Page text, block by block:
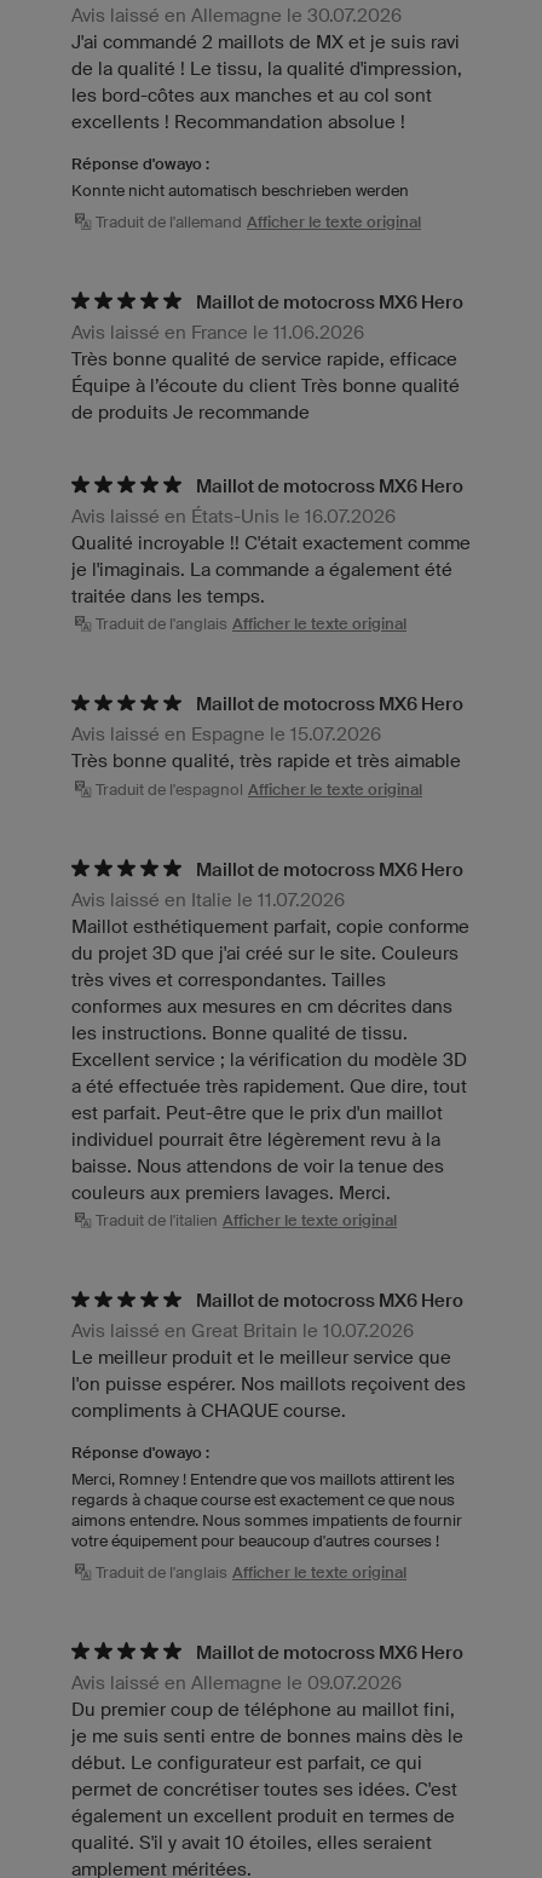
Avis laissé en Allemagne le 30.07.2026
J'ai commandé 2 maillots de MX et je suis ravi
de la qualité ! Le tissu, la qualité d'impression,
les bord-côtes aux manches et au col sont
excellents ! Recommandation absolue !
Réponse d'owayo :
Konnte nicht automatisch beschrieben werden
Traduit de l'allemand Afficher le texte original
Maillot de motocross MX6 Hero
Avis laissé en France le 11.06.2026
Très bonne qualité de service rapide, efficace
Équipe à l’écoute du client Très bonne qualité
de produits Je recommande
Maillot de motocross MX6 Hero
Avis laissé en États-Unis le 16.07.2026
Qualité incroyable !! C'était exactement comme
je l'imaginais. La commande a également été
traitée dans les temps.
Traduit de l'anglais Afficher le texte original
Maillot de motocross MX6 Hero
Avis laissé en Espagne le 15.07.2026
Très bonne qualité, très rapide et très aimable
Traduit de l'espagnol Afficher le texte original
Maillot de motocross MX6 Hero
Avis laissé en Italie le 11.07.2026
Maillot esthétiquement parfait, copie conforme
du projet 3D que j'ai créé sur le site. Couleurs
très vives et correspondantes. Tailles
conformes aux mesures en cm décrites dans
les instructions. Bonne qualité de tissu.
Excellent service ; la vérification du modèle 3D
a été effectuée très rapidement. Que dire, tout
est parfait. Peut-être que le prix d'un maillot
individuel pourrait être légèrement revu à la
baisse. Nous attendons de voir la tenue des
couleurs aux premiers lavages. Merci.
Traduit de l'italien Afficher le texte original
Maillot de motocross MX6 Hero
Avis laissé en Great Britain le 10.07.2026
Le meilleur produit et le meilleur service que
l'on puisse espérer. Nos maillots reçoivent des
compliments à CHAQUE course.
Réponse d'owayo :
Merci, Romney ! Entendre que vos maillots attirent les
regards à chaque course est exactement ce que nous
aimons entendre. Nous sommes impatients de fournir
votre équipement pour beaucoup d'autres courses !
Traduit de l'anglais Afficher le texte original
Maillot de motocross MX6 Hero
Avis laissé en Allemagne le 09.07.2026
Du premier coup de téléphone au maillot fini,
je me suis senti entre de bonnes mains dès le
début. Le configurateur est parfait, ce qui
permet de concrétiser toutes ses idées. C'est
également un excellent produit en termes de
qualité. S'il y avait 10 étoiles, elles seraient
amplement méritées.